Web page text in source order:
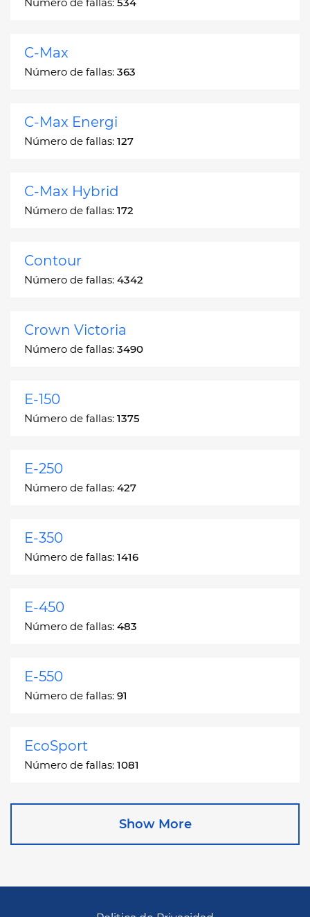
C-Max
Número de fallas: 363
C-Max Energi
Número de fallas: 127
C-Max Hybrid
Número de fallas: 172
Contour
Número de fallas: 4342
Crown Victoria
Número de fallas: 3490
E-150
Número de fallas: 1375
E-250
Número de fallas: 427
E-350
Número de fallas: 1416
E-450
Número de fallas: 483
E-550
Número de fallas: 91
EcoSport
Número de fallas: 1081
Escape
Show More